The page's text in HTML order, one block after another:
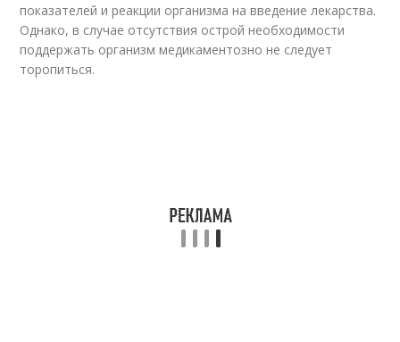
показателей и реакции организма на введение лекарства.
Однако, в случае отсутствия острой необходимости
поддержать организм медикаментозно не следует
торопиться.